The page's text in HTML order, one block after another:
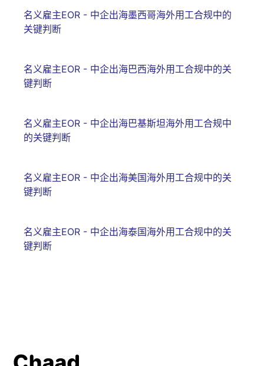
名义雇主EOR - 中企出海墨西哥海外用工合规中的
关键判断
名义雇主EOR - 中企出海巴西海外用工合规中的关
键判断
名义雇主EOR - 中企出海巴基斯坦海外用工合规中
的关键判断
名义雇主EOR - 中企出海美国海外用工合规中的关
键判断
名义雇主EOR - 中企出海泰国海外用工合规中的关
键判断